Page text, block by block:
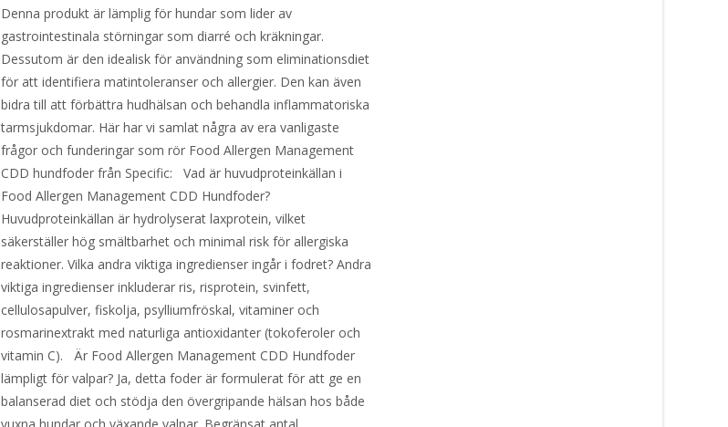
Denna produkt är lämplig för hundar som lider av
gastrointestinala störningar som diarré och kräkningar.
Dessutom är den idealisk för användning som eliminationsdiet
för att identifiera matintoleranser och allergier. Den kan även
bidra till att förbättra hudhälsan och behandla inflammatoriska
tarmsjukdomar. Här har vi samlat några av era vanligaste
frågor och funderingar som rör Food Allergen Management
CDD hundfoder från Specific: Vad är huvudproteinkällan i
Food Allergen Management CDD Hundfoder?
Huvudproteinkällan är hydrolyserat laxprotein, vilket
säkerställer hög smältbarhet och minimal risk för allergiska
reaktioner. Vilka andra viktiga ingredienser ingår i fodret? Andra
viktiga ingredienser inkluderar ris, risprotein, svinfett,
cellulosapulver, fiskolja, psylliumfröskal, vitaminer och
rosmarinextrakt med naturliga antioxidanter (tokoferoler och
vitamin C). Är Food Allergen Management CDD Hundfoder
lämpligt för valpar? Ja, detta foder är formulerat för att ge en
balanserad diet och stödja den övergripande hälsan hos både